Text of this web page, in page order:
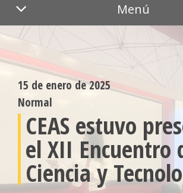
Menú
15 de enero de 2025
Normal
CEAS estuvo
el XII Encuentro
Ciencia y